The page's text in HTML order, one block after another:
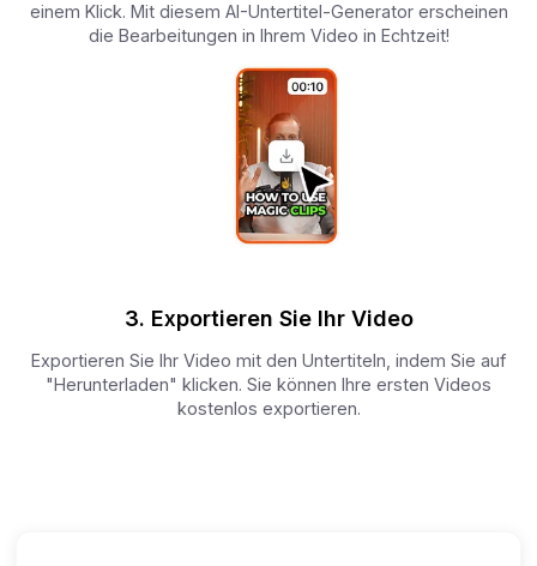
einem Klick. Mit diesem AI-Untertitel-Generator erscheinen
die Bearbeitungen in Ihrem Video in Echtzeit!
3. Exportieren Sie Ihr Video
Exportieren Sie Ihr Video mit den Untertiteln, indem Sie auf
"Herunterladen" klicken. Sie können Ihre ersten Videos
kostenlos exportieren.